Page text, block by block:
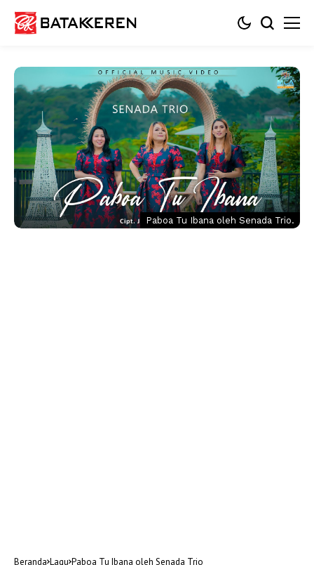
Paboa Tu Ibana oleh Senada Trio.
Beranda Lagu Paboa Tu Ibana oleh Senada Trio